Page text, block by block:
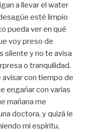
a llevar el water
esté limpio
pueda ver en qué
voy preso de
silente y no te avisa
o tranquilidad.
con tiempo de
engañar con varias
mañana me
doctora, y quizá le
mi espíritu,